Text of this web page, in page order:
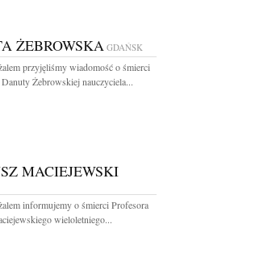
ŻEBROWSKAGDAŃSK
przyjęliśmy wiadomość o śmierci
Żebrowskiej nauczyciela...
MACIEJEWSKI
informujemy o śmierci Profesora
wieloletniego...